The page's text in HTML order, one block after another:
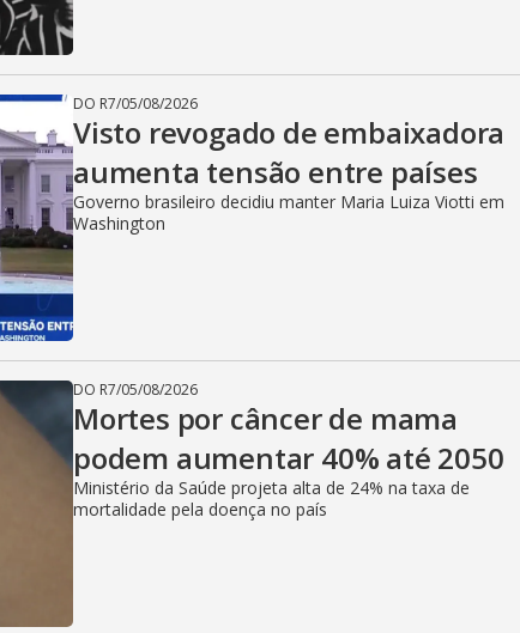
DO R7/05/08/2026
Visto revogado de embaixadora
aumenta tensão entre países
Governo brasileiro decidiu manter Maria Luiza Viotti em
Washington
DO R7/05/08/2026
Mortes por câncer de mama
podem aumentar 40% até 2050
Ministério da Saúde projeta alta de 24% na taxa de
mortalidade pela doença no país